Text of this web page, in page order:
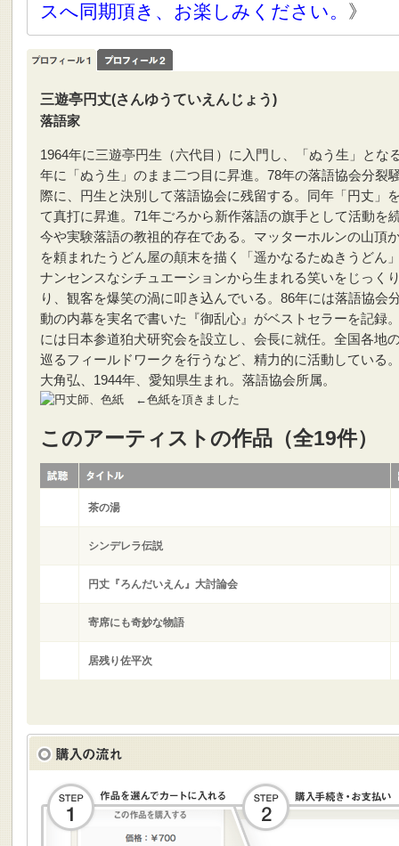
スへ同期頂き、お楽しみください。 》
三遊亭円丈(さんゆうていえんじょう)
落語家
1964年に三遊亭円生（六代目）に入門し、「ぬう生」とな
年に「ぬう生」のまま二つ目に昇進。78年の落語協会分裂
際に、円生と決別して落語協会に残留する。同年「円丈」
て真打に昇進。71年ごろから新作落語の旗手として活動を
今や実験落語の教祖的存在である。マッターホルンの山頂
を頼まれたうどん屋の顛末を描く「遥かなるたぬきうどん
ナンセンスなシチュエーションから生まれる笑いをじっく
り、観客を爆笑の渦に叩き込んでいる。86年には落語協会
動の内幕を実名で書いた『御乱心』がベストセラーを記録
には日本参道狛犬研究会を設立し、会長に就任。全国各地
巡るフィールドワークを行うなど、精力的に活動している
大角弘、1944年、愛知県生まれ。落語協会所属。
←色紙を頂きました
このアーティストの作品（全19件）
茶の湯
シンデレラ伝説
円丈『ろんだいえん』大討論会
寄席にも奇妙な物語
居残り佐平次